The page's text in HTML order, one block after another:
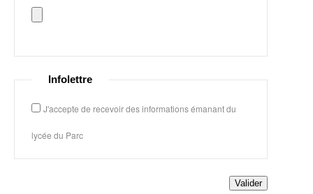
Infolettre
J'accepte de recevoir des informations émanant du
lycée du Parc
Valider